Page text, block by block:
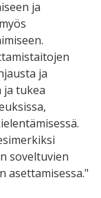
ja
ja
ja tukea
soveltuvien
asettamisessa."